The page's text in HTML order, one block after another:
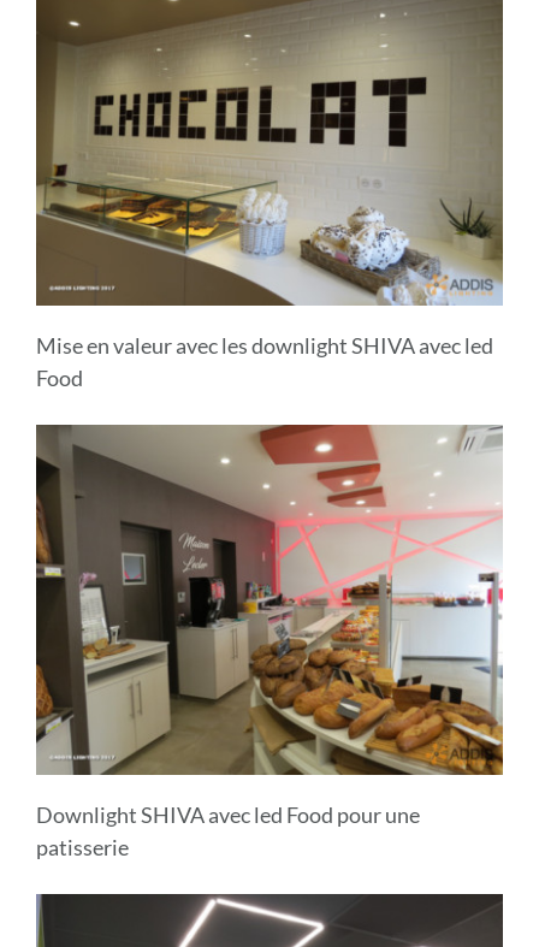
Mise en valeur avec les downlight SHIVA avec led
Food
Downlight SHIVA avec led Food pour une
patisserie